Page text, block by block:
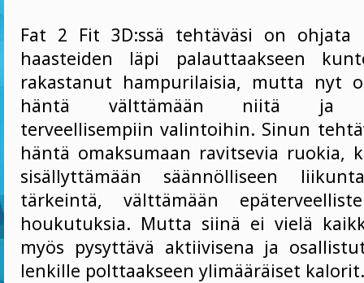
Fat 2 Fit 3D:ssä tehtäväsi on ohjata
haasteiden läpi palauttaakseen
rakastanut hampurilaisia, mutta nyt
häntä välttämään niitä ja
terveellisempiin valintoihin. Sinun
häntä omaksumaan ravitsevia ruokia,
sisällyttämään säännölliseen
tärkeintä, välttämään
houkutuksia. Mutta siinä ei vielä
myös pysyttävä aktiivisena ja
lenkille polttaakseen ylimääräiset kalorit.